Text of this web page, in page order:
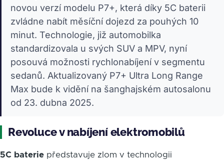
novou verzí modelu P7+, která díky 5C baterii
zvládne nabít měsíční dojezd za pouhých 10
minut. Technologie, již automobilka
standardizovala u svých SUV a MPV, nyní
posouvá možnosti rychlonabíjení v segmentu
sedanů. Aktualizovaný P7+ Ultra Long Range
Max bude k vidění na šanghajském autosalonu
od 23. dubna 2025.
Revoluce v nabíjení elektromobilů
5C baterie představuje zlom v technologii